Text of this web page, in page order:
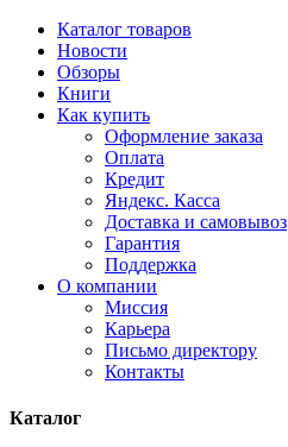
Каталог товаров
Новости
Обзоры
Книги
Как купить
Оформление заказа
Оплата
Кредит
Яндекс. Касса
Доставка и самовывоз
Гарантия
Поддержка
О компании
Миссия
Карьера
Письмо директору
Контакты
Каталог